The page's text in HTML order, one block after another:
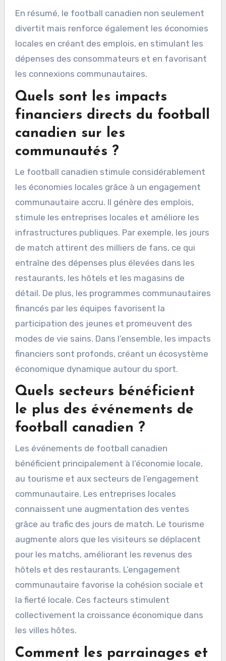
En résumé, le football canadien non seulement
divertit mais renforce également les économies
locales en créant des emplois, en stimulant les
dépenses des consommateurs et en favorisant
les connexions communautaires.
Quels sont les impacts
financiers directs du football
canadien sur les
communautés ?
Le football canadien stimule considérablement
les économies locales grâce à un engagement
communautaire accru. Il génère des emplois,
stimule les entreprises locales et améliore les
infrastructures publiques. Par exemple, les jours
de match attirent des milliers de fans, ce qui
entraîne des dépenses plus élevées dans les
restaurants, les hôtels et les magasins de
détail. De plus, les programmes communautaires
financés par les équipes favorisent la
participation des jeunes et promeuvent des
modes de vie sains. Dans l’ensemble, les impacts
financiers sont profonds, créant un écosystème
économique dynamique autour du sport.
Quels secteurs bénéficient
le plus des événements de
football canadien ?
Les événements de football canadien
bénéficient principalement à l’économie locale,
au tourisme et aux secteurs de l’engagement
communautaire. Les entreprises locales
connaissent une augmentation des ventes
grâce au trafic des jours de match. Le tourisme
augmente alors que les visiteurs se déplacent
pour les matchs, améliorant les revenus des
hôtels et des restaurants. L’engagement
communautaire favorise la cohésion sociale et
la fierté locale. Ces facteurs stimulent
collectivement la croissance économique dans
les villes hôtes.
Comment les parrainages et